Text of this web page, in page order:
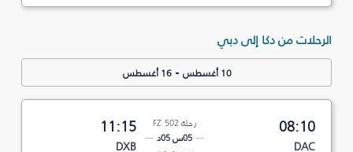
الرحلات من دكا إلى دبي
10 أغسطس -16 أغسطس
08:10
DAC
رحلة FZ 502
05س 05د
11:15
DXB